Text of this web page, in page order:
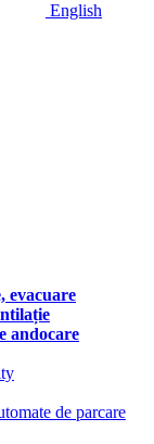
English
evacuare
andocare
de parcare